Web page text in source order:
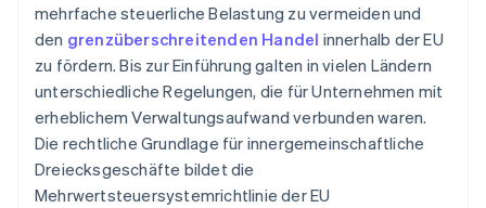
mehrfache steuerliche Belastung zu vermeiden und
den grenzüberschreitenden Handel innerhalb der EU
zu fördern. Bis zur Einführung galten in vielen Ländern
unterschiedliche Regelungen, die für Unternehmen mit
erheblichem Verwaltungsaufwand verbunden waren.
Die rechtliche Grundlage für innergemeinschaftliche
Dreiecksgeschäfte bildet die
Mehrwertsteuersystemrichtlinie der EU